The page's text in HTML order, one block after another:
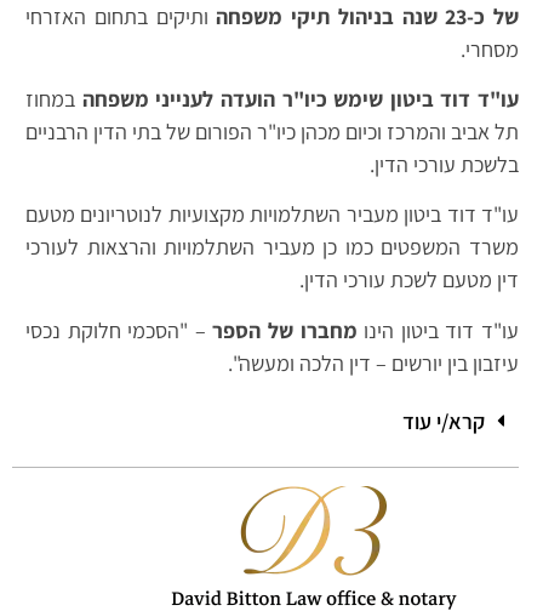
של כ-23 שנה בניהול תיקי משפחה
ותיקים בתחום האזרחי
מסחרי.
עו"ד דוד ביטון שימש כיו"ר הועדה לענייני משפחה במחוז
תל אביב והמרכז וכיום מכהן כיו"ר הפורום של בתי הדין הרבניים
בלשכת עורכי הדין.
עו"ד דוד ביטון מעביר השתלמויות מקצועיות לנוטריונים מטעם
משרד המשפטים כמו כן מעביר השתלמויות והרצאות לעורכי
דין מטעם לשכת עורכי הדין.
עו"ד דוד ביטון הינו מחברו של הספר– "הסכמי חלוקת נכסי
עיזבון בין יורשים – דין הלכה ומעשה".
קרא/י עוד